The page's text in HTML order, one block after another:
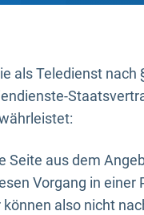
als Teledienst nach
aus dem
Vorgang in
also nicht